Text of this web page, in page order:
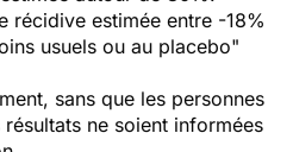
récidive estimée entre -18%
usuels ou au placebo"
sans que les personnes
résultats ne soient informées